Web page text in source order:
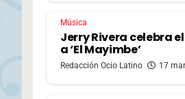
Música
Jerry Rivera celebra
a ‘El Mayimbe’
Redacción Ocio Latino 17